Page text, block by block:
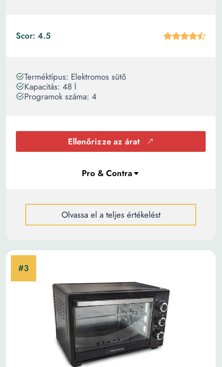
Scor: 4.5
Terméktípus: Elektromos sütő
Kapacitás: 48 l
Programok száma: 4
Ellenőrizze az árat
Olvassa el a teljes értékelést